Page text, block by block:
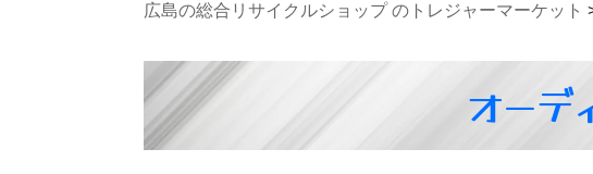
広島の総合リサイクルショップ のトレジャーマーケット
オーデ